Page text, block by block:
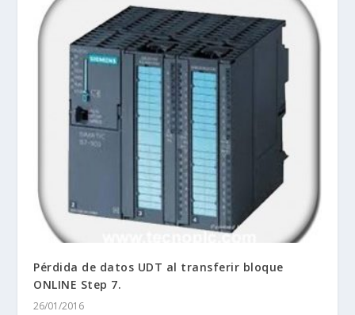
Pérdida de datos UDT al transferir bloque
ONLINE Step 7.
26/01/2016